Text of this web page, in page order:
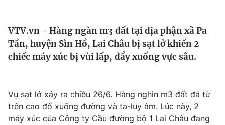
Thế giới
Thế giới đó đây
Câu chuyện quốc tế
Tài chính
Thị trường
Dữ liệu và đời sống
VTV.vn - Hàng ngàn m3 đất tại địa phận xã Pa
Tần, huyện Sìn Hồ, Lai Châu bị sạt lở khiến 2
chiếc máy xúc bị vùi lấp, đẩy xuống vực sâu.
Vụ sạt lở xảy ra chiều 26/6. Hàng nghìn m3 đất đá từ
trên cao đổ xuống đường và ta-luy âm. Lúc này, 2
máy xúc của Công ty Cầu đường bộ 1 Lai Châu đang